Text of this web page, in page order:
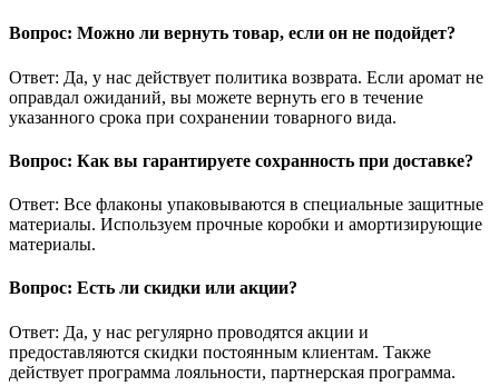
Вопрос: Можно ли вернуть товар, если он не подойдет?
Ответ: Да, у нас действует политика возврата. Если аромат не
оправдал ожиданий, вы можете вернуть его в течение
указанного срока при сохранении товарного вида.
Вопрос: Как вы гарантируете сохранность при доставке?
Ответ: Все флаконы упаковываются в специальные защитные
материалы. Используем прочные коробки и амортизирующие
материалы.
Вопрос: Есть ли скидки или акции?
Ответ: Да, у нас регулярно проводятся акции и
предоставляются скидки постоянным клиентам. Также
действует программа лояльности, партнерская программа.